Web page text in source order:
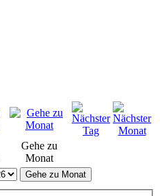
Gehe zu
Monat
Gehe zu Monat